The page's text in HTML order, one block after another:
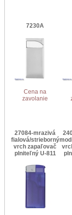
7230A
Cena na
zavolanie
27084-mrazivá
fialová/strieborný
vrch zapaľovač
plniteľný U-811